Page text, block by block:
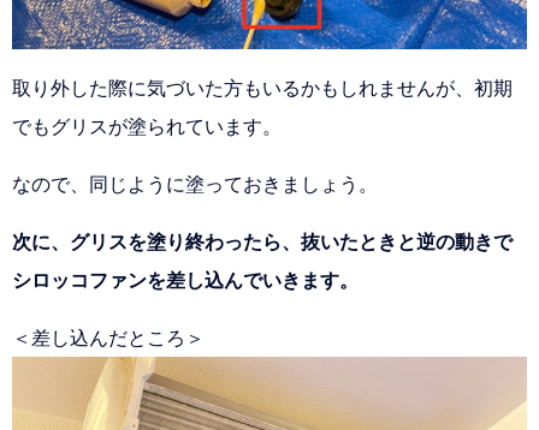
取り外した際に気づいた方もいるかもしれませんが、初期
でもグリスが塗られています。
なので、同じように塗っておきましょう。
次に、グリスを塗り終わったら、抜いたときと逆の動きで
シロッコファンを差し込んでいきます。
＜差し込んだところ＞